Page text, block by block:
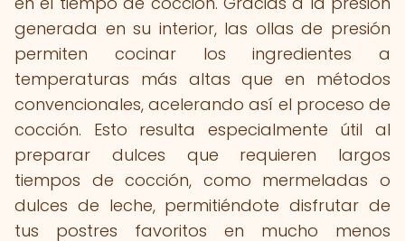
generada en su interior, las ollas de presión
permiten cocinar los ingredientes a
temperaturas más altas que en métodos
convencionales, acelerando así el proceso de
cocción. Esto resulta especialmente útil al
preparar dulces que requieren largos
tiempos de cocción, como mermeladas o
dulces de leche, permitiéndote disfrutar de
tus postres favoritos en mucho menos